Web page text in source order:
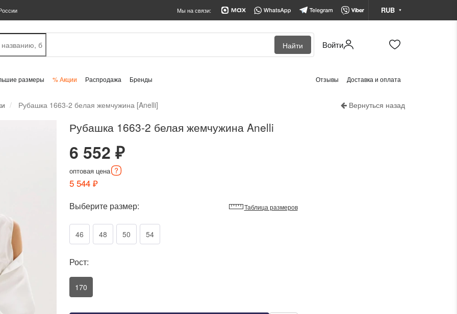
Мы на связи: RUB
Казахстанский тенге
Российский рубль
Найти Войти
размеры % Акции Распродажа Бренды Отзывы Доставка и оплата
Рубашка 1663-2 белая жемчужина [Anelli] Вернуться назад
Рубашка 1663-2 белая жемчужина Anelli
6 552 ₽
оптоваяцена
5 544 ₽
Выберите размер: Таблица размеров
46 48 50 54
Рост:
170